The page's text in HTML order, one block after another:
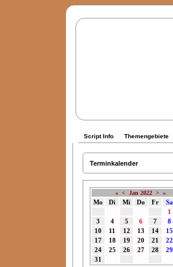
Script Info Themengebiete
Terminkalender
« < Jan 2022 > »
Mo Di Mi Do Fr Sa
1
3
4 5 6 7 8
10
11 12 13 14 15
17
18 19 20 21 22
24
25 26 27 28 29
31